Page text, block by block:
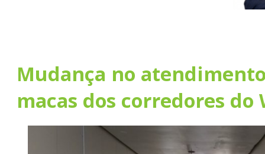
Mudança no
macas dos corredores do